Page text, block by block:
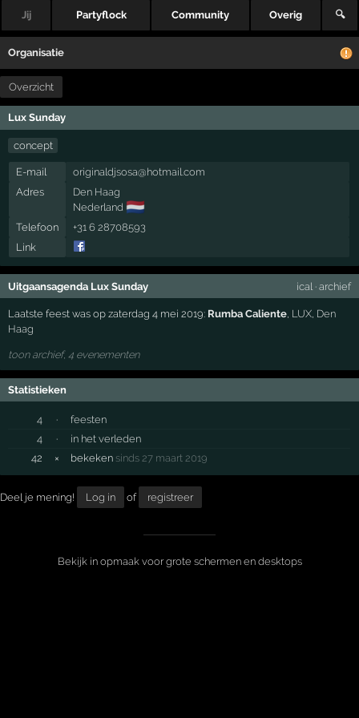
Jij Partyflock Community Overig 🔍
Organisatie
Overzicht
Lux Sunday
concept
E-mail
originaldjsosa@hotmail.com
Adres
Den Haag
Nederland 🇳🇱
Telefoon
+31 6 28708593
Link
Uitgaansagenda Lux Sunday ical · archief
Laatste feest was op zaterdag 4 mei 2019: Rumba Caliente LUX Den
Haag
toon archief, 4 evenementen
Statistieken
4 ·
feesten
4
·
in het verleden
42
× bekeken sinds 27 maart 2019
Deel je mening! Log in of registreer
Bekijk in opmaak voor grote schermen en desktops